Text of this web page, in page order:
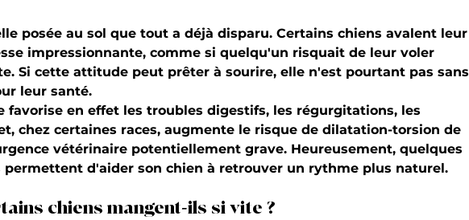
posée au sol que tout a déjà disparu. Certains chiens avalent leur
impressionnante, comme si quelqu'un risquait de leur voler
Si cette attitude peut prêter à sourire, elle n'est pourtant pas sans
leur santé.
favorise en effet les troubles digestifs, les régurgitations, les
chez certaines races, augmente le risque de dilatation-torsion de
vétérinaire potentiellement grave. Heureusement, quelques
permettent d'aider son chien à retrouver un rythme plus naturel.
chiens mangent-ils si vite ?